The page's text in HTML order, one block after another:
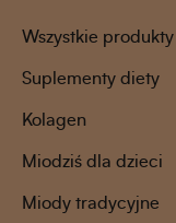
Wszystkie produkty
Suplementy diety
Kolagen
Miodziś dla dzieci
Miody tradycyjne